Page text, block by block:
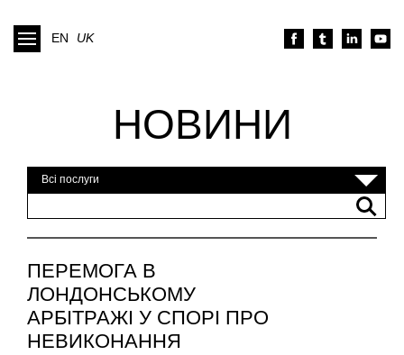
EN UK
НОВИНИ
Всі послуги
ПЕРЕМОГА В
ЛОНДОНСЬКОМУ
АРБІТРАЖІ У СПОРІ ПРО
НЕВИКОНАННЯ